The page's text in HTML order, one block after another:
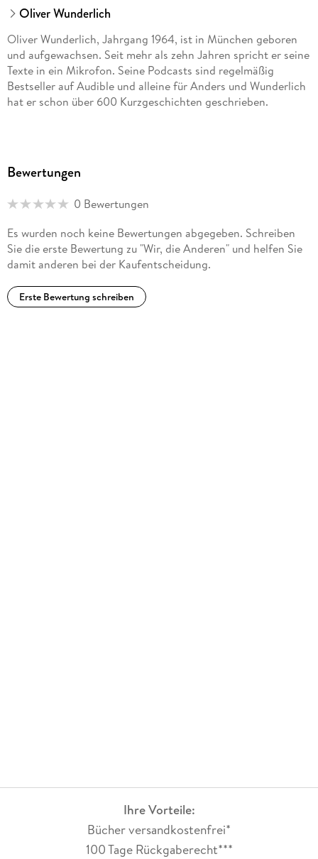
Oliver Wunderlich
Oliver Wunderlich, Jahrgang 1964, ist in München geboren
und aufgewachsen. Seit mehr als zehn Jahren spricht er seine
Texte in ein Mikrofon. Seine Podcasts sind regelmäßig
Bestseller auf Audible und alleine für Anders und Wunderlich
hat er schon über 600 Kurzgeschichten geschrieben.
Bewertungen
0 Bewertungen
Es wurden noch keine Bewertungen abgegeben. Schreiben
Sie die erste Bewertung zu "Wir, die Anderen" und helfen Sie
damit anderen bei der Kaufentscheidung.
Erste Bewertung schreiben
Ihre Vorteile:
Bücher versandkostenfrei*
100 Tage Rückgaberecht***